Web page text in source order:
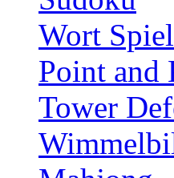
Wort
Point and
Tower